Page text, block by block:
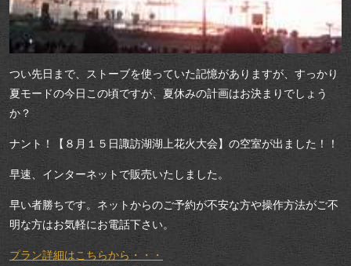
つい先日まで、ストーブを使っていた記憶がありますが、すっかり
夏モードの今日この頃ですが、夏休みの計画はお決まりでしょう
か？
ナント！【８月１５日諏訪湖湖上花火大会】の空室が出ました！！
早速、インターネットで販売いたしました。
早い者勝ちです。ネットからのご予約が不安な方や操作方法がご不
明な方はお気軽にお電話下さい。
プラン詳細はこちらから・・・